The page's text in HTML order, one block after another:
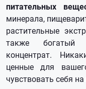
питательных
минерала,
растительные
также богатый
концентрат.
ценные для
чувствовать себя